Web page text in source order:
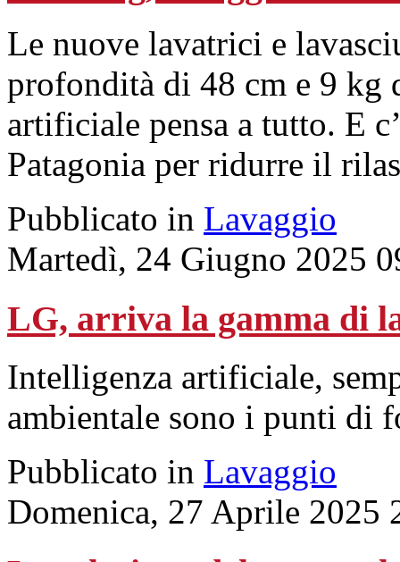
Le nuove lavatrici e
profondità di 48 cm e 9 kg
artificiale pensa a tutto. E
Patagonia per ridurre il
Pubblicato in Lavaggio
Martedì, 24 Giugno 2025
LG, arriva la gamma di
Intelligenza artificiale,
ambientale sono i punti di
Pubblicato in Lavaggio
Domenica, 27 Aprile 2025